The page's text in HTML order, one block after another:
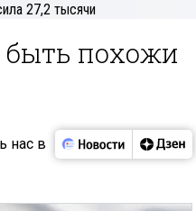
27,2 тысячи
быть похожи
нас в